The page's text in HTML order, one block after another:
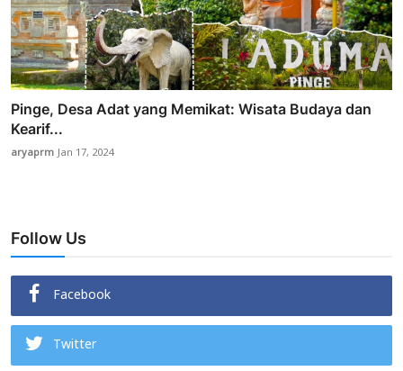
Pinge, Desa Adat yang Memikat: Wisata Budaya dan
Kearif...
aryaprmJan 17, 2024
Follow Us
Facebook
Twitter